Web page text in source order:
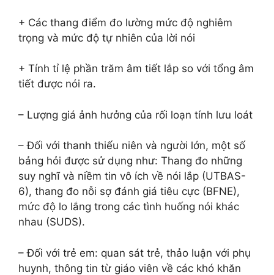
+ Các thang điểm đo lường mức độ nghiêm
trọng và mức độ tự nhiên của lời nói
+ Tính tỉ lệ phần trăm âm tiết lắp so với tổng âm
tiết được nói ra.
– Lượng giá ảnh hưởng của rối loạn tính lưu loát
– Đối với thanh thiếu niên và người lớn, một số
bảng hỏi được sử dụng như: Thang đo những
suy nghĩ và niềm tin vô ích về nói lắp (UTBAS-
6), thang đo nỗi sợ đánh giá tiêu cực (BFNE),
mức độ lo lắng trong các tình huống nói khác
nhau (SUDS).
– Đối với trẻ em: quan sát trẻ, thảo luận với phụ
huynh, thông tin từ giáo viên về các khó khăn